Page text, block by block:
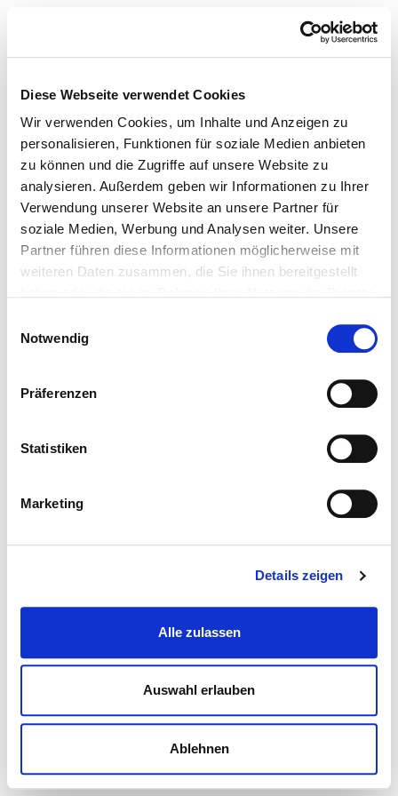
Diese Webseite verwendet Cookies
Wir verwenden Cookies, um Inhalte und Anzeigen zu
personalisieren, Funktionen für soziale Medien anbieten
zu können und die Zugriffe auf unsere Website zu
analysieren. Außerdem geben wir Informationen zu Ihrer
Verwendung unserer Website an unsere Partner für
soziale Medien, Werbung und Analysen weiter. Unsere
Partner führen diese Informationen möglicherweise mit
weiteren Daten zusammen, die Sie ihnen bereitgestellt
Notwendig
Präferenzen
Statistiken
Marketing
Details zeigen
Alle zulassen
Auswahl erlauben
Ablehnen